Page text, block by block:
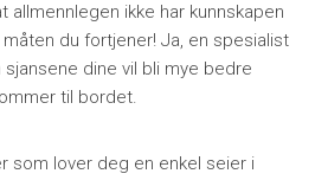
ikke har kunnskapen
du fortjener! Ja, en spesialist
dine vil bli mye bedre
til bordet.
som lover deg en enkel seier i